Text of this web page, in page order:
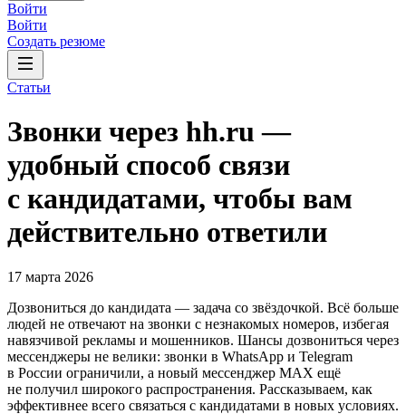
Войти
Войти
Создать резюме
Статьи
Звонки через hh.ru —
удобный способ связи
с кандидатами, чтобы вам
действительно ответили
17 марта 2026
Дозвониться до кандидата — задача со звёздочкой. Всё больше
людей не отвечают на звонки с незнакомых номеров, избегая
навязчивой рекламы и мошенников. Шансы дозвониться через
мессенджеры не велики: звонки в WhatsApp и Telegram
в России ограничили, а новый мессенджер MAX ещё
не получил широкого распространения. Рассказываем, как
эффективнее всего связаться с кандидатами в новых условиях.